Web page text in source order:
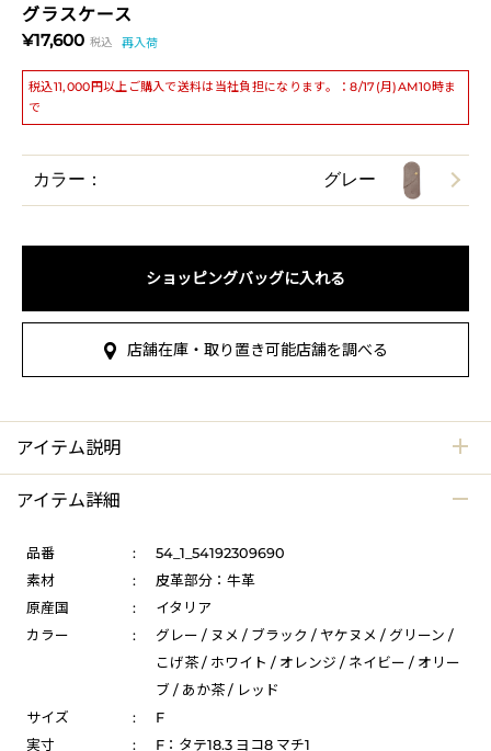
グラスケース
¥17,600 税込 再入荷
税込11,000円以上ご購入で送料は当社負担になります。：8/17(月)AM10時ま
で
カラー： グレー
ショッピングバッグに入れる
店舗在庫・取り置き可能店舗を調べる
アイテム説明
アイテム詳細
品番 :
54_1_54192309690
素材
:
皮革部分：牛革
原産国
:
イタリア
カラー
:
グレー / ヌメ / ブラック / ヤケヌメ / グリーン /
こげ茶 / ホワイト / オレンジ / ネイビー / オリー
ブ / あか茶 / レッド
サイズ
:
F
実寸
: F：タテ18.3 ヨコ8 マチ1